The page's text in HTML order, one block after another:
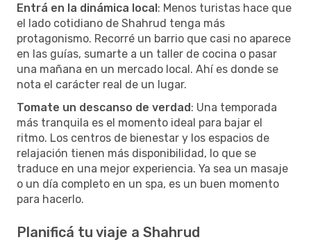
Entrá en la dinámica local: Menos turistas hace que
el lado cotidiano de Shahrud tenga más
protagonismo. Recorré un barrio que casi no aparece
en las guías, sumarte a un taller de cocina o pasar
una mañana en un mercado local. Ahí es donde se
nota el carácter real de un lugar.
Tomate un descanso de verdad: Una temporada
más tranquila es el momento ideal para bajar el
ritmo. Los centros de bienestar y los espacios de
relajación tienen más disponibilidad, lo que se
traduce en una mejor experiencia. Ya sea un masaje
o un día completo en un spa, es un buen momento
para hacerlo.
Planificá tu viaje a Shahrud